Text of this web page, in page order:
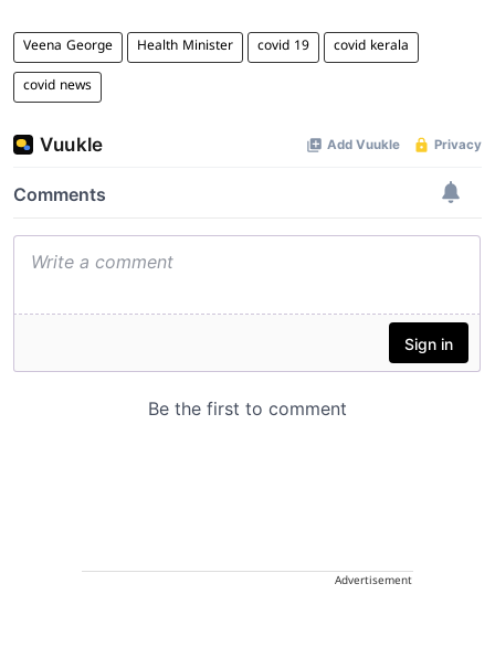
Veena George Health Minister covid 19 covid kerala
covid news
Advertisement